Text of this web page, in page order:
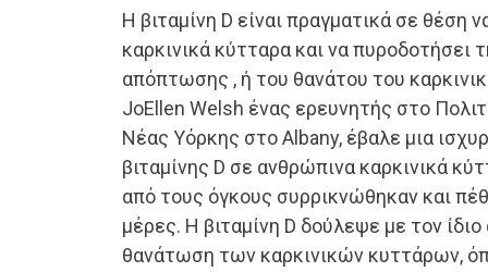
Η βιταμίνη D είναι πραγματικά σε θέση
καρκινικά κύτταρα και να πυροδοτήσει
απόπτωσης , ή του θανάτου του
JoEllen Welsh ένας ερευνητής στο
Νέας Υόρκης στο Albany, έβαλε μια
βιταμίνης D σε ανθρώπινα καρκινικά
από τους όγκους συρρικνώθηκαν και
μέρες. Η βιταμίνη D δούλεψε με τον
θανάτωση των καρκινικών κυττάρων,